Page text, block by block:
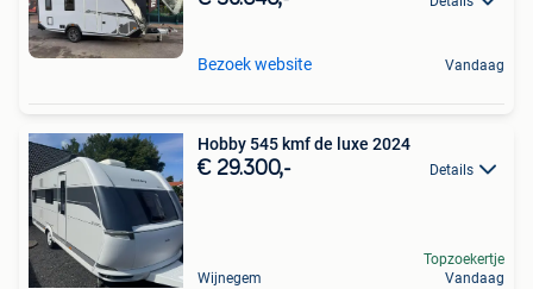
Bezoek website Vandaag
Hobby 545 kmf de luxe 2024
€ 29.300,- Details
Wijnegem
Topzoekertje
Vandaag